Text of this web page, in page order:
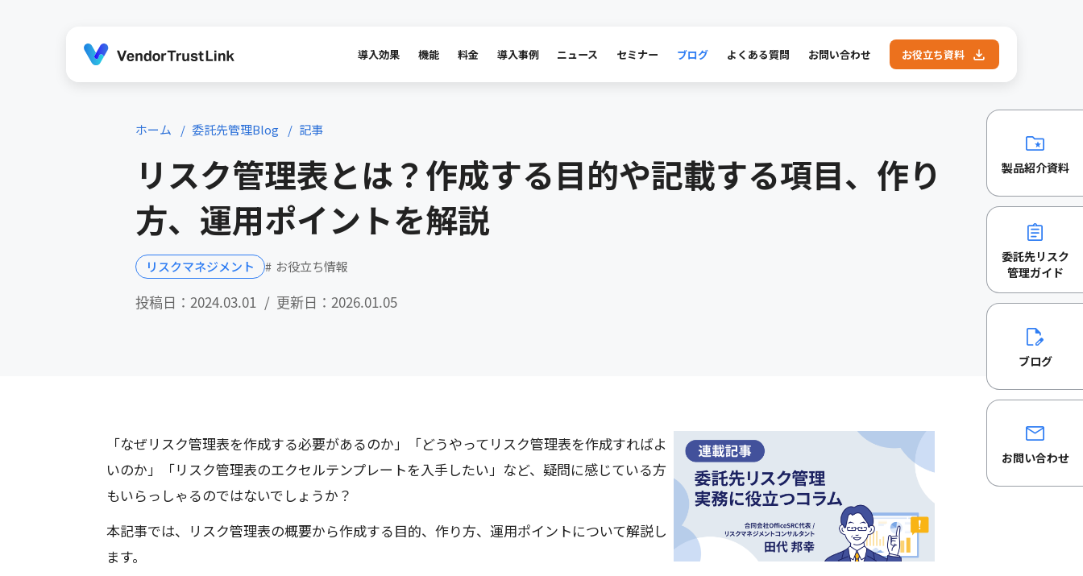
導入効果 機能 料金 導入事例 ニュース セミナー ブログ よくある質問 お問い合わせ お役立ち資料
ホーム 委託先管理Blog 記事
リスク管理表とは？作成する目的や記載する項目、作り
方、運用ポイントを解説
リスクマネジメント お役立ち情報
投稿日：2024.03.01 更新日：2026.01.05
「なぜリスク管理表を作成する必要があるのか」「どうやってリスク管理表を作成すればよ
いのか」「リスク管理表のエクセルテンプレートを入手したい」など、疑問に感じている方
もいらっしゃるのではないでしょうか？
本記事では、リスク管理表の概要から作成する目的、作り方、運用ポイントについて解説し
ます。
製品紹介資料
委託先リスク
管理ガイド
ブログ
お問い合わせ